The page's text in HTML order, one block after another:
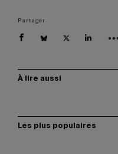
Partager
À lire aussi
Les plus populaires